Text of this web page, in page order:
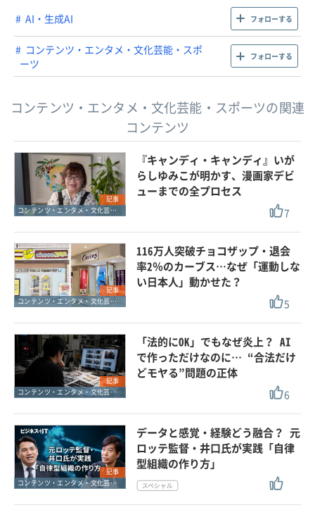
AI・生成AI フォローする
コンテンツ・エンタメ・文化芸能・スポ
ーツ
フォローする
コンテンツ・エンタメ・文化芸能・スポーツの関連
コンテンツ
記事
コンテンツ・エンタメ・文化芸能・スポーツ
『キャンディ・キャンディ』いが
らしゆみこが明かす、漫画家デビ
ューまでの全プロセス
7
記事
コンテンツ・エンタメ・文化芸能・スポーツ
116万人突破チョコザップ・退会
率2％のカーブス…なぜ「運動しな
い日本人」動かせた？
5
記事
コンテンツ・エンタメ・文化芸能・スポーツ
「法的にOK」でもなぜ炎上？ AI
で作っただけなのに… “合法だけ
どモヤる”問題の正体
6
記事
コンテンツ・エンタメ・文化芸能・スポーツ
データと感覚・経験どう融合？ 元
ロッテ監督・井口氏が実践「自律
型組織の作り方」